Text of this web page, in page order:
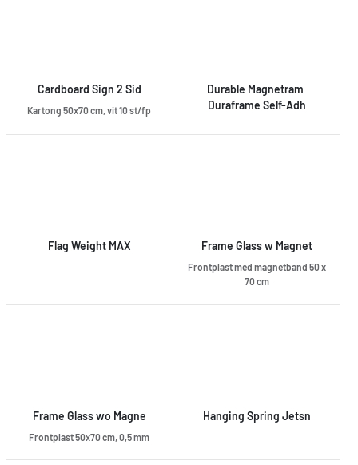
Cardboard Sign 2 Sid
Kartong 50x70 cm, vit 10 st/fp
Durable Magnetram
Duraframe Self-Adh
Flag Weight MAX Frame Glass w Magnet
Frontplast med magnetband 50 x
70 cm
Frame Glass wo Magne
Frontplast 50x70 cm, 0,5 mm
Hanging Spring Jetsn